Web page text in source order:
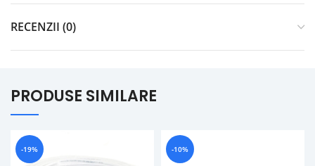
RECENZII (0)
PRODUSE SIMILARE
-19% -10%